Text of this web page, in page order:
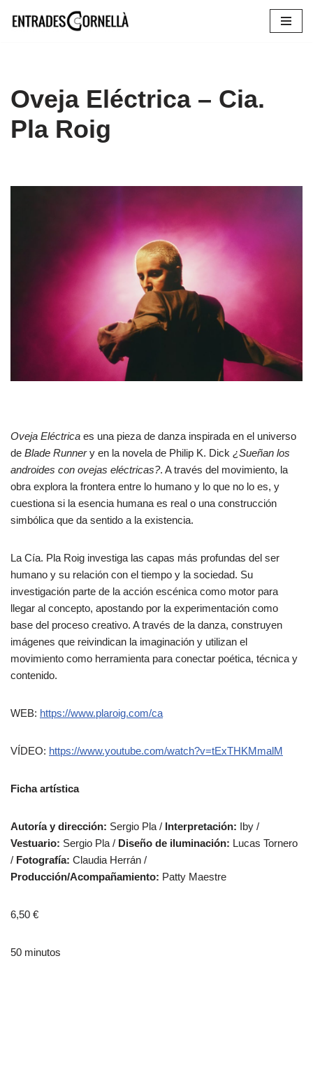
Oveja Eléctrica – Cia.
Pla Roig
Oveja Eléctrica es una pieza de danza inspirada en el universo
de Blade Runnery en la novela de Philip K. Dick ¿Sueñan los
androides con ovejas eléctricas?. A través del movimiento, la
obra explora la frontera entre lo humano y lo que no lo es, y
cuestiona si la esencia humana es real o una construcción
simbólica que da sentido a la existencia.
La Cía. Pla Roig investiga las capas más profundas del ser
humano y su relación con el tiempo y la sociedad. Su
investigación parte de la acción escénica como motor para
llegar al concepto, apostando por la experimentación como
base del proceso creativo. A través de la danza, construyen
imágenes que reivindican la imaginación y utilizan el
movimiento como herramienta para conectar poética, técnica y
contenido.
WEB: https://www.plaroig.com/ca
VÍDEO: https://www.youtube.com/watch?v=tExTHKMmalM
Ficha artística
Autoría y dirección: Sergio Pla / Interpretación: Iby /
Vestuario: Sergio Pla / Diseño de iluminación: Lucas Tornero
/ Fotografía: Claudia Herrán /
Producción/Acompañamiento: Patty Maestre
6,50 €
50 minutos